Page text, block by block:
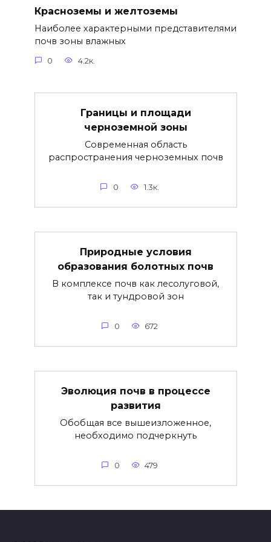
Красноземы и желтоземы
Наиболее характерными представителями
почв зоны влажных
0 4.2к.
Границы и площади
черноземной зоны
Современная область
распространения черноземных почв
0 1.3к.
Природные условия
образования болотных почв
В комплексе почв как лесолуговой,
так и тундровой зон
0 672
Эволюция почв в процессе
развития
Обобщая все вышеизложенное,
необходимо подчеркнуть
0 479